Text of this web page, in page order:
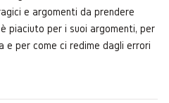
e argomenti da prendere
piaciuto per i suoi argomenti, per
per come ci redime dagli errori